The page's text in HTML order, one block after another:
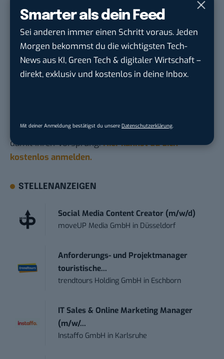
Smarter als dein Feed
Sei anderen immer einen Schritt voraus. Jeden
Morgen bekommst du die wichtigsten Tech-
News aus KI, Green Tech & digitaler Wirtschaft –
direkt, exklusiv und kostenlos in deine Inbox.
Mit deiner Anmeldung bestätigst du unsere Datenschutzerklärung
Silvia Lange
Homescreen! Ein Blick auf das Smartphone von
Gerold Wolfarth
Du möchtest nicht abgehängt werden, wenn es um
wichtigsten News des Tages – und sichern sich
damit ihren Vorsprung.Hier kannst du dich
kostenlos anmelden.
STELLENANZEIGEN
Social Media Content Creator (m/w/d)
moveUP Media GmbH in Düsseldorf
Anforderungs- und Projektmanager
touristische...
trendtours Holding GmbH in Eschborn
IT Sales & Online Marketing Manager
(m/w/...
Instaffo GmbH in Karlsruhe